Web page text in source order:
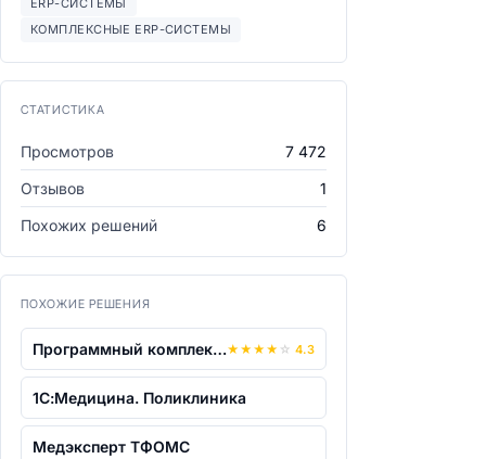
ERP-СИСТЕМЫ
КОМПЛЕКСНЫЕ ERP-СИСТЕМЫ
СТАТИСТИКА
Просмотров
7 472
Отзывов
1
Похожих решений
6
ПОХОЖИЕ РЕШЕНИЯ
Программный комплекс "Персонифицирован...★ ★ ★ ★ ☆ 4.3
1С:Медицина. Поликлиника
Медэксперт ТФОМС